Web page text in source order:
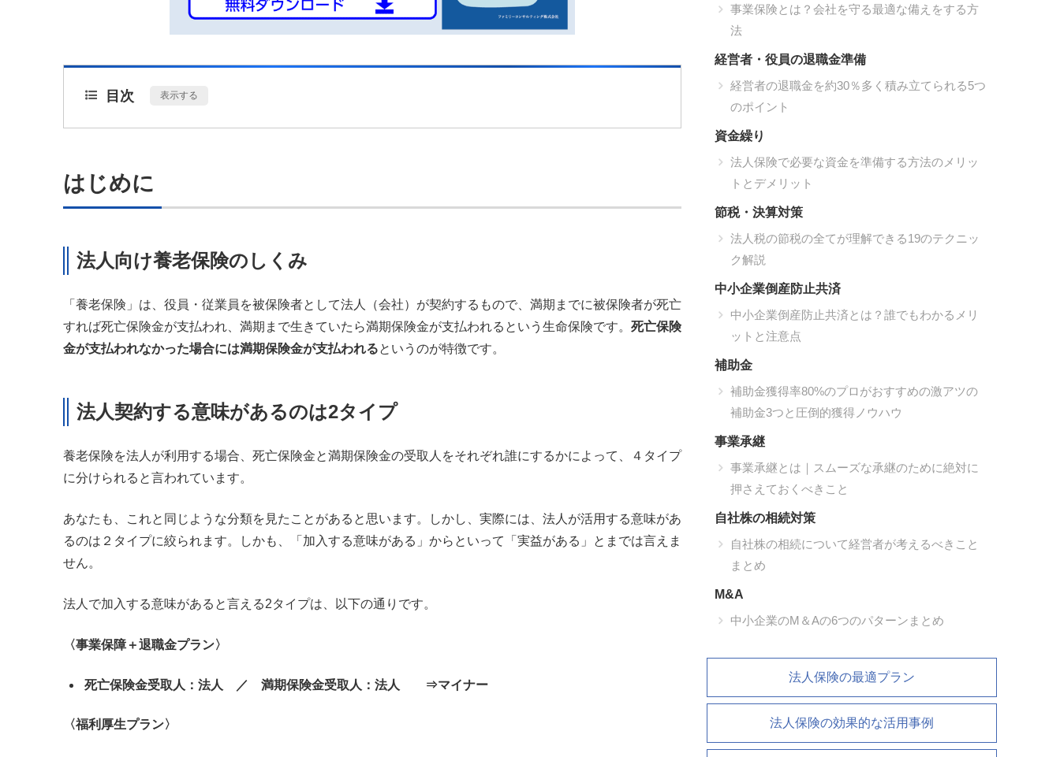
目次 表示する
はじめに
法人向け養老保険のしくみ
「養老保険」は、役員・従業員を被保険者として法人（会社）が契約するもので、満期までに被保険者が死亡
すれば死亡保険金が支払われ、満期まで生きていたら満期保険金が支払われるという生命保険です。 死亡保険
金が支払われなかった場合には満期保険金が支払われるというのが特徴です。
法人契約する意味があるのは2タイプ
養老保険を法人が利用する場合、死亡保険金と満期保険金の受取人をそれぞれ誰にするかによって、４タイプ
に分けられると言われています。
あなたも、これと同じような分類を見たことがあると思います。しかし、実際には、法人が活用する意味があ
るのは２タイプに絞られます。しかも、「加入する意味がある」からといって「実益がある」とまでは言えま
せん。
法人で加入する意味があると言える2タイプは、以下の通りです。
〈事業保障＋退職金プラン〉
死亡保険金受取人：法人 ／ 満期保険金受取人：法人 ⇒マイナー
〈福利厚生プラン〉
事業保険とは？会社を守る最適な備えをする方
法
経営者・役員の退職金準備
経営者の退職金を約30％多く積み立てられる5つ
のポイント
資金繰り
法人保険で必要な資金を準備する方法のメリッ
トとデメリット
節税・決算対策
法人税の節税の全てが理解できる19のテクニッ
ク解説
中小企業倒産防止共済
中小企業倒産防止共済とは？誰でもわかるメリ
ットと注意点
補助金
補助金獲得率80%のプロがおすすめの激アツの
補助金3つと圧倒的獲得ノウハウ
事業承継
事業承継とは｜スムーズな承継のために絶対に
押さえておくべきこと
自社株の相続対策
自社株の相続について経営者が考えるべきこと
まとめ
M&A
中小企業のM＆Aの6つのパターンまとめ
法人保険の最適プラン
法人保険の効果的な活用事例